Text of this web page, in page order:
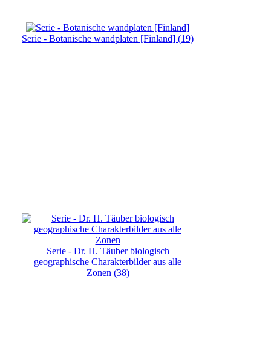
Serie - Botanische wandplaten [Finland] (19)
Serie - Dr. H. Täuber biologisch
geographische Charakterbilder aus alle
Zonen (38)